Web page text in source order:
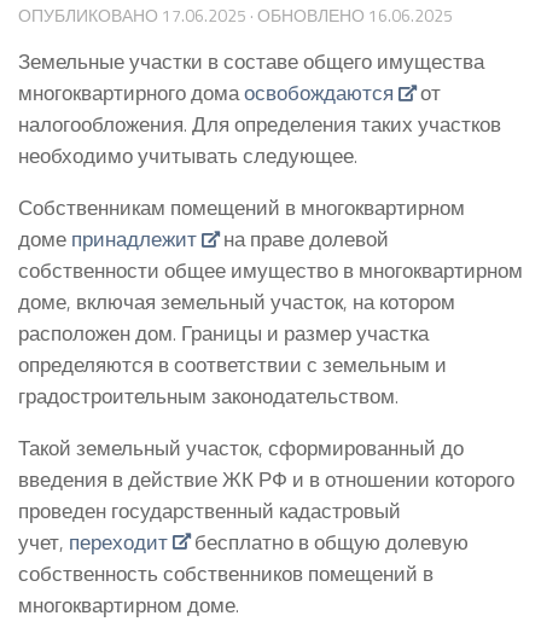
ОПУБЛИКОВАНО 17.06.2025 · ОБНОВЛЕНО 16.06.2025
Земельные участки в составе общего имущества
многоквартирного домаосвобождаются
от
налогообложения. Для определения таких участков
необходимо учитывать следующее.
Собственникам помещений в многоквартирном
доме принадлежит
на праве долевой
собственности общее имущество в многоквартирном
доме, включая земельный участок, на котором
расположен дом. Границы и размер участка
определяются в соответствии с земельным и
градостроительным законодательством.
Такой земельный участок, сформированный до
введения в действие ЖК РФ и в отношении которого
проведен государственный кадастровый
учет, переходит
бесплатно в общую долевую
собственность собственников помещений в
многоквартирном доме.